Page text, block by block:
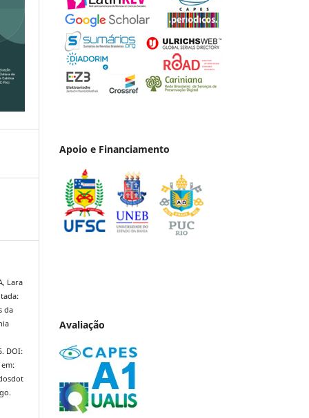
Lara
da
DOI:
em:
Apoio e Financiamento
Avaliação